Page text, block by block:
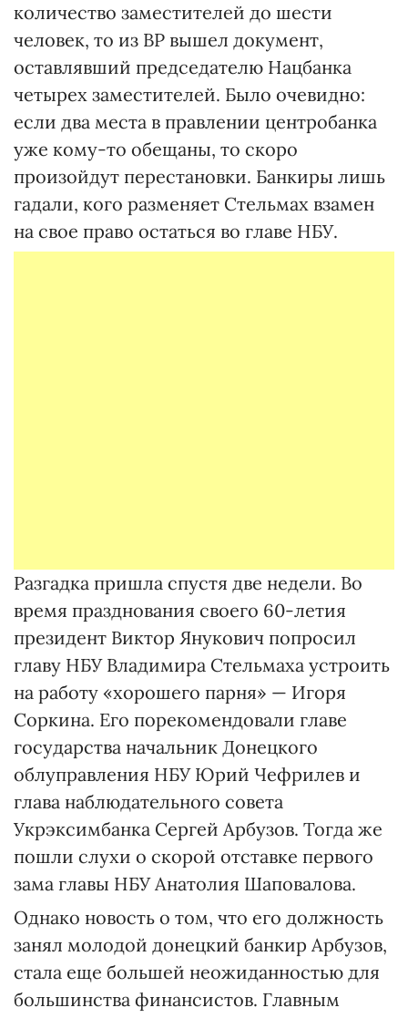
количество заместителей до шести
человек, то из ВР вышел документ,
оставлявший председателю Нацбанка
четырех заместителей. Было очевидно:
если два места в правлении центробанка
уже кому-то обещаны, то скоро
произойдут перестановки. Банкиры лишь
гадали, кого разменяет Стельмах взамен
на свое право остаться во главе НБУ.
Разгадка пришла спустя две недели. Во
время празднования своего 60-летия
президент Виктор Янукович попросил
главу НБУ Владимира Стельмаха устроить
на работу «хорошего парня» — Игоря
Соркина. Его порекомендовали главе
государства начальник Донецкого
облуправления НБУ Юрий Чефрилев и
глава наблюдательного совета
Укрэксимбанка Сергей Арбузов. Тогда же
пошли слухи о скорой отставке первого
зама главы НБУ Анатолия Шаповалова.
Однако новость о том, что его должность
занял молодой донецкий банкир Арбузов,
стала еще большей неожиданностью для
большинства финансистов. Главным